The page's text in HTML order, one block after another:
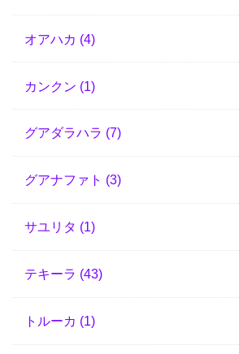
オアハカ (4)
カンクン (1)
グアダラハラ (7)
グアナファト (3)
サユリタ (1)
テキーラ (43)
トルーカ (1)